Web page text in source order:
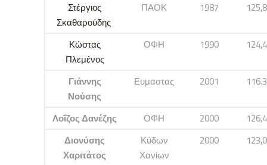
Στέργιος
Σκαθαρούδης
ΠΑΟΚ 1987
Κώστας
Πλεμένος
ΟΦΗ 1990
Γιάννης
Νούσης
Ευμαστας 2001
Λοΐζος Δανέζης ΟΦΗ 2000
Διονύσης
Χαριτάτος
Κύδων
Χανίων
2000